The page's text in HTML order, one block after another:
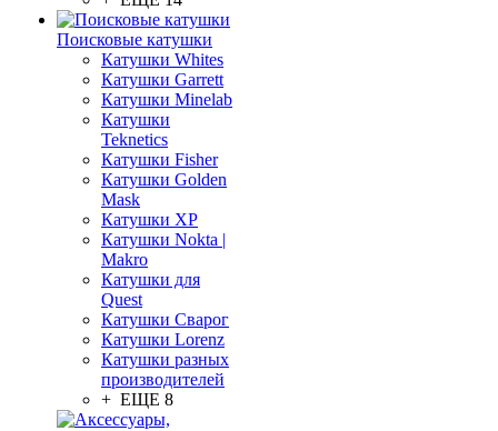
Поисковые катушки
Катушки Whites
Катушки Garrett
Катушки Minelab
Катушки
Teknetics
Катушки Fisher
Катушки Golden
Mask
Катушки XP
Катушки Nokta |
Makro
Катушки для
Quest
Катушки Сварог
Катушки Lorenz
Катушки разных
производителей
+ ЕЩЕ 8